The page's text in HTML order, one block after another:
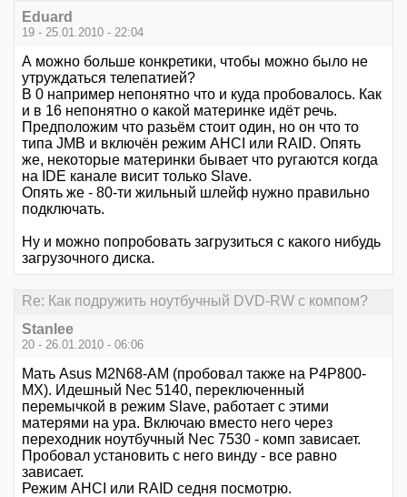
Eduard
19 - 25.01.2010 - 22:04
А можно больше конкретики, чтобы можно было не
утруждаться телепатией?
В 0 например непонятно что и куда пробовалось. Как
и в 16 непонятно о какой материнке идёт речь.
Предположим что разьём стоит один, но он что то
типа JMB и включён режим AHCI или RAID. Опять
же, некоторые материнки бывает что ругаются когда
на IDE канале висит только Slave.
Опять же - 80-ти жильный шлейф нужно правильно
подключать.
Ну и можно попробовать загрузиться с какого нибудь
загрузочного диска.
Re: Как подружить ноутбучный DVD-RW с компом?
Stanlee
20 - 26.01.2010 - 06:06
Мать Asus M2N68-AM (пробовал также на P4P800-
MX). Идешный Nec 5140, переключенный
перемычкой в режим Slave, работает с этими
матерями на ура. Включаю вместо него через
переходник ноутбучный Nec 7530 - комп зависает.
Пробовал установить с него винду - все равно
зависает.
Режим AHCI или RAID седня посмотрю.